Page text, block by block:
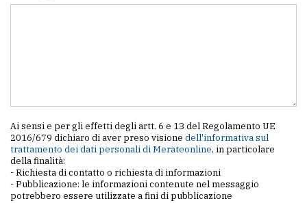
Ai sensi e per gli effetti degli artt. 6 e 13 del Regolamento UE
2016/679 dichiaro di aver preso visione dell'informativa sul
trattamento dei dati personali di Merateonline, in particolare
della finalità:
- Richiesta di contatto o richiesta di informazioni
- Pubblicazione: le informazioni contenute nel messaggio
potrebbero essere utilizzate a fini di pubblicazione